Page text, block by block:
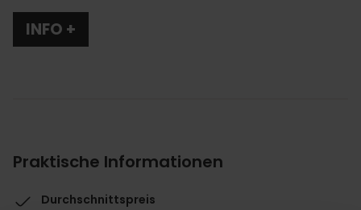
INFO +
Praktische Informationen
Durchschnittspreis